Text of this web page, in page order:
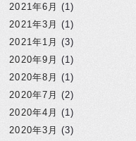
2021年6月 (1)
2021年3月 (1)
2021年1月 (3)
2020年9月 (1)
2020年8月 (1)
2020年7月 (2)
2020年4月 (1)
2020年3月 (3)